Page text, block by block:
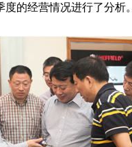
度的经营情况进行了分析。